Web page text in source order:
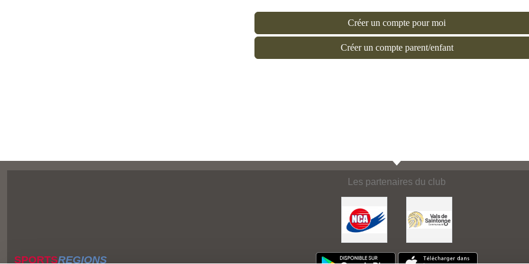
Créer un compte pour moi
Créer un compte parent/enfant
Les partenaires du club
SPORTSREGIONS